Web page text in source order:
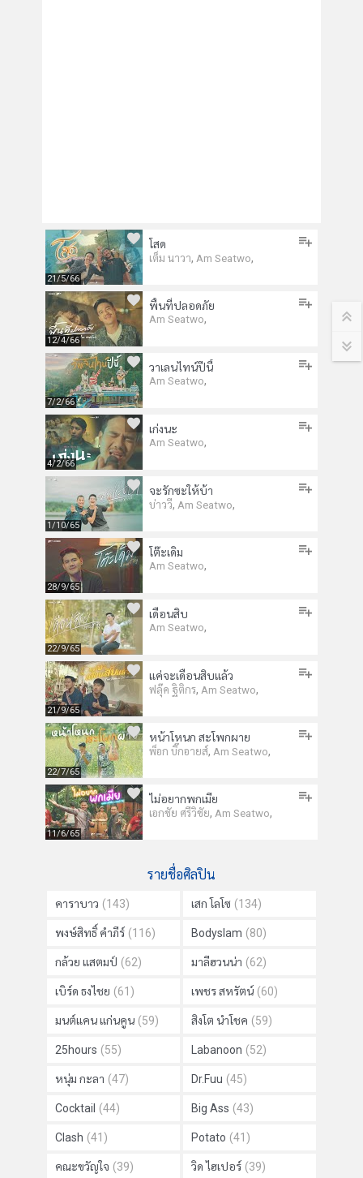
โสด
เต็ม นาวา, Am Seatwo,
21/5/66
พื้นที่ปลอดภัย
Am Seatwo,
12/4/66
วาเลนไทน์ปีนี้
Am Seatwo,
7/2/66
เก่งนะ
Am Seatwo,
4/2/66
จะรักซะให้บ้า
บ่าววี, Am Seatwo,
1/10/65
โต๊ะเดิม
Am Seatwo,
28/9/65
เดือนสิบ
Am Seatwo,
22/9/65
แค่จะเดือนสิบแล้ว
ฟลุ๊ค ฐิติกร, Am Seatwo,
21/9/65
หน้าโหนก สะโพกผาย
พ็อก บิ๊กอายส์, Am Seatwo,
22/7/65
ไม่อยากพกเมีย
เอกชัย ศรีวิชัย, Am Seatwo,
11/6/65
รายชื่อศิลปิน
คาราบาว (143) เสก โลโซ (134)
พงษ์สิทธิ์ คำภีร์ (116) Bodyslam (80)
กล้วย แสตมป์ (62) มาลีฮวนน่า (62)
เบิร์ด ธงไชย (61) เพชร สหรัตน์ (60)
มนต์แคน แก่นคูน (59) สิงโต นำโชค (59)
25hours (55) Labanoon (52)
หนุ่ม กะลา (47) Dr.Fuu (45)
Cocktail (44) Big Ass (43)
Clash (41) Potato (41)
คณะขวัญใจ (39) วิด ไฮเปอร์ (39)